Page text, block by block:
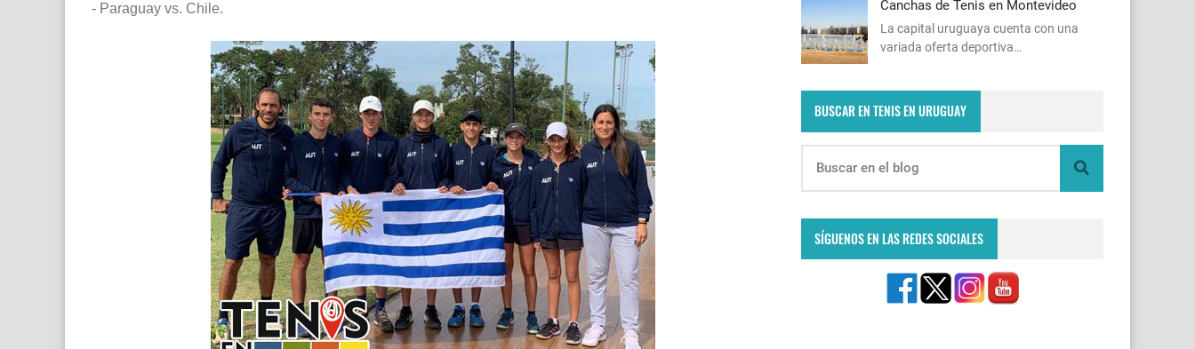
- Paraguay vs. Chile.
Canchas de Tenis en Montevideo
La capital uruguaya cuenta con una
variada oferta deportiva…
BUSCAR EN TENIS EN URUGUAY
SÍGUENOS EN LAS REDES SOCIALES